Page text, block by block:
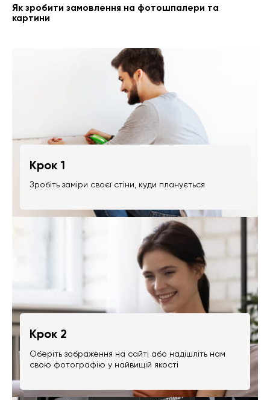
Як зробити замовлення на фотошпалери та
картини
Крок 1
Зробіть заміри своєї стіни, куди планується
Крок 2
Оберіть зображення на сайті або надішліть нам
свою фотографію у найвищій якості